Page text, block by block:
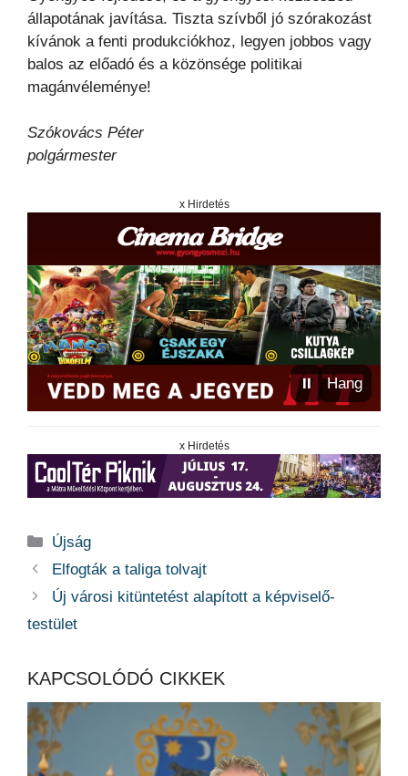
állapotának javítása. Tiszta szívből jó szórakozást
kívánok a fenti produkciókhoz, legyen jobbos vagy
balos az előadó és a közönsége politikai
magánvéleménye!
Szókovács Péter
polgármester
x Hirdetés
⏸ Hang
x Hirdetés
Kategória
Újság
Elfogták a taliga tolvajt
Új városi kitüntetést alapított a képviselő-
testület
KAPCSOLÓDÓ CIKKEK